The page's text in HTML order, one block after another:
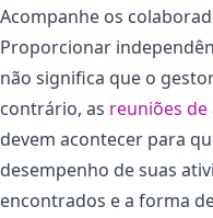
Acompanhe os
Proporcionar
não significa que o
contrário, as reuniões
devem acontecer para
desempenho de suas
encontrados e a forma